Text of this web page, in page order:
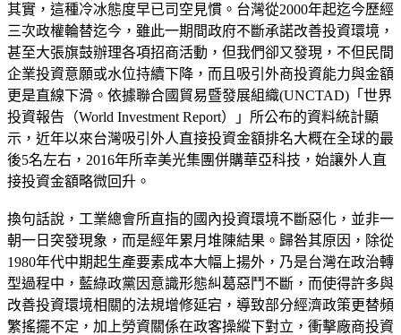
其實，這種冷冰態度早已司空見慣。台灣從2000年起迄今歷經
三次政權輪替迄今，雖此一期間政府不斷承諾改善投資環境，
甚至大張旗鼓辦理各項招商活動，但我們卻又發現，不但民間
企業投資意願或水位持續下降，而且吸引外商投資能力與金額
更是直線下滑。依據聯合國貿易暨發展組織(UNCTAD)「世界
投資報告（World Investment Report）」所公布的資料統計顯
示，近年以來台灣吸引外人直接投資金額排名大概在全球的最
後5名左右，2016年所幸美光集團併購華亞科技，始讓外人直
接投資金額略微回升。
換句話說，工業總會所直指的國內投資環境不斷惡化，並非一
朝一日突發現象，而是經年累月堆陳結果。歸咎其原因，除從
1980年代中期起生產要素成本大幅上揚外，乃是台灣在政治轉
型過程中，藍綠政黨因意識形態糾葛惡鬥不斷，而使得許多與
改善投資環境相關的法規增修延宕，導致部分經濟政策更替頻
繁搖擺不定，加上勞資關係在政客操縱下對立，衝擊廠商投資